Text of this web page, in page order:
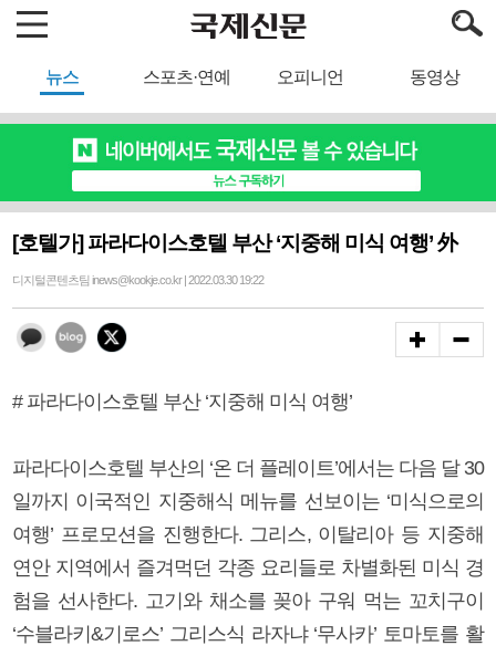
뉴스 스포츠·연예 오피니언 동영상
[호텔가] 파라다이스호텔 부산 ‘지중해 미식 여행’ 外
디지털콘텐츠팀 inews@kookje.co.kr | 2022.03.30 19:22
# 파라다이스호텔 부산 ‘지중해 미식 여행’
파라다이스호텔 부산의 ‘온 더 플레이트’에서는 다음 달 30
일까지 이국적인 지중해식 메뉴를 선보이는 ‘미식으로의
여행’ 프로모션을 진행한다. 그리스, 이탈리아 등 지중해
연안 지역에서 즐겨먹던 각종 요리들로 차별화된 미식 경
험을 선사한다. 고기와 채소를 꽂아 구워 먹는 꼬치구이
‘수블라키&기로스’ 그리스식 라자냐 ‘무사카’ 토마토를 활